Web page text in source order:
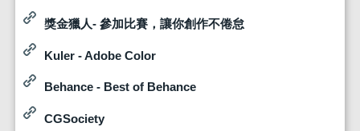
獎金獵人- 參加比賽，讓你創作不倦怠
Kuler - Adobe Color
Behance - Best of Behance
CGSociety